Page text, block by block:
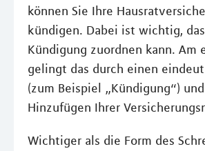
können Sie Ihre
kündigen. Dabei ist wichtig,
Kündigung zuordnen kann. Am
gelingt das durch einen
(zum Beispiel „Kündigung“)
Hinzufügen Ihrer
Wichtiger als die Form des